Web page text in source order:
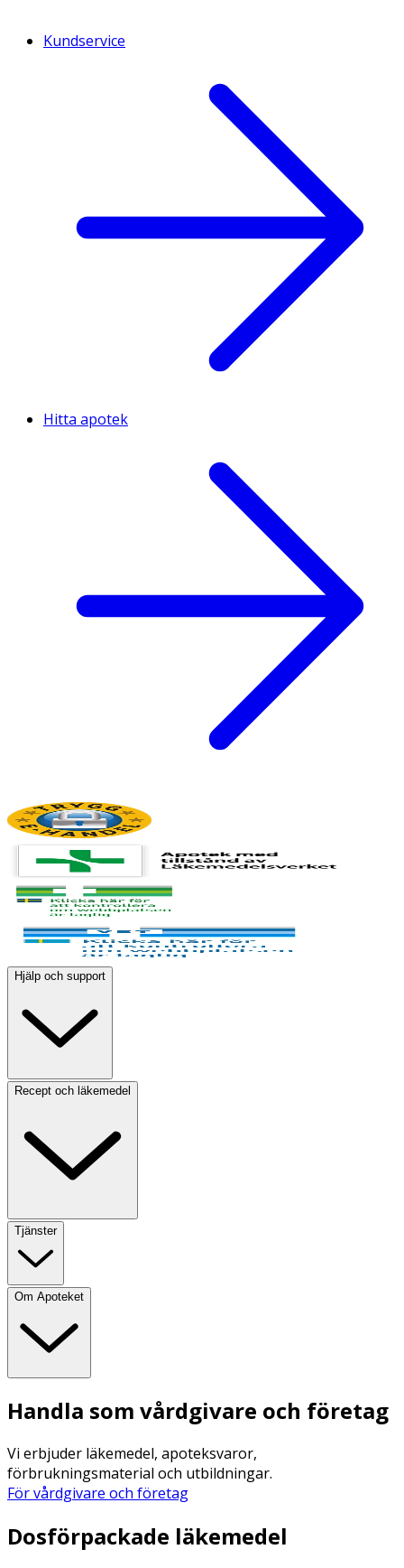
Kundservice
Hitta apotek
Hjälp och support
Recept och läkemedel
Tjänster
Om Apoteket
Handla som vårdgivare och företag
Vi erbjuder läkemedel, apoteksvaror,
förbrukningsmaterial och utbildningar.
För vårdgivare och företag
Dosförpackade läkemedel